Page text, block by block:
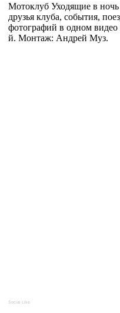
Мотоклуб Уходящие в
друзья клуба, события,
фотографий в одном видео
й. Монтаж: Андрей Муз.
Social Like